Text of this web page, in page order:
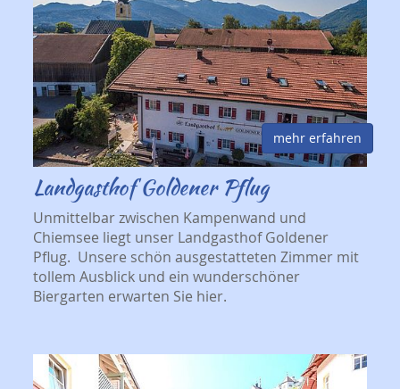
mehr erfahren
Landgasthof Goldener Pflug
Unmittelbar zwischen Kampenwand und
Chiemsee liegt unser Landgasthof Goldener
Pflug. Unsere schön ausgestatteten Zimmer mit
tollem Ausblick und ein wunderschöner
Biergarten erwarten Sie hier.